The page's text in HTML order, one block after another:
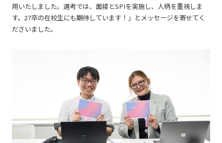
用いたしました。選考では、面接とSPIを実施し、人柄を重視しま
す。27卒の在校生にも期待しています！」とメッセージを寄せてく
ださいました。